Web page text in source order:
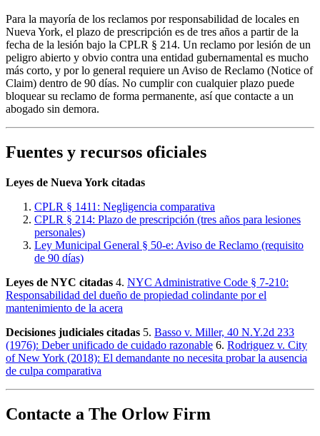
Para la mayoría de los reclamos por responsabilidad de locales en
Nueva York, el plazo de prescripción es de tres años a partir de la
fecha de la lesión bajo la CPLR § 214. Un reclamo por lesión de un
peligro abierto y obvio contra una entidad gubernamental es mucho
más corto, y por lo general requiere un Aviso de Reclamo (Notice of
Claim) dentro de 90 días. No cumplir con cualquier plazo puede
bloquear su reclamo de forma permanente, así que contacte a un
abogado sin demora.
Fuentes y recursos oficiales
Leyes de Nueva York citadas
CPLR § 1411: Negligencia comparativa
CPLR § 214: Plazo de prescripción (tres años para lesiones
personales)
Ley Municipal General § 50-e: Aviso de Reclamo (requisito
de 90 días)
Leyes de NYC citadas 4. NYC Administrative Code § 7-210:
Responsabilidad del dueño de propiedad colindante por el
mantenimiento de la acera
Decisiones judiciales citadas 5. Basso v. Miller, 40 N.Y.2d 233
(1976): Deber unificado de cuidado razonable 6. Rodriguez v. City
of New York (2018): El demandante no necesita probar la ausencia
de culpa comparativa
Contacte a The Orlow Firm